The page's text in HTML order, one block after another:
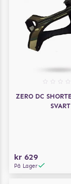
ZERO DC
SVART
kr 629
På Lager